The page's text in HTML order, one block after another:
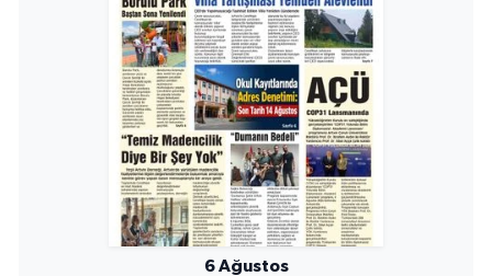
6 Ağustos